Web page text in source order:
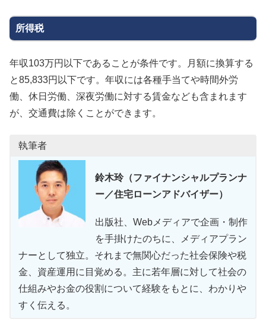
所得税
年収103万円以下であることが条件です。月額に換算する
と85,833円以下です。年収には各種手当てや時間外労
働、休日労働、深夜労働に対する賃金なども含まれます
が、交通費は除くことができます。
執筆者
鈴木玲（ファイナンシャルプランナ
ー／住宅ローンアドバイザー）
出版社、Webメディアで企画・制作
を手掛けたのちに、メディアプラン
ナーとして独立。それまで無関心だった社会保険や税
金、資産運用に目覚める。主に若年層に対して社会の
仕組みやお金の役割について経験をもとに、わかりや
すく伝える。